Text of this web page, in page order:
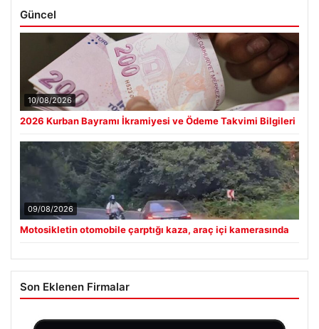
Güncel
10/08/2026
2026 Kurban Bayramı İkramiyesi ve Ödeme Takvimi Bilgileri
09/08/2026
Motosikletin otomobile çarptığı kaza, araç içi kamerasında
Son Eklenen Firmalar